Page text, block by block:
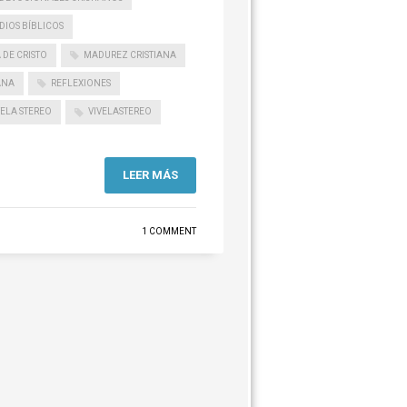
BÍBLICOS
CRISTO MADUREZ CRISTIANA
REFLEXIONES
STEREO VIVELASTEREO
LEER MÁS
1 COMMENT